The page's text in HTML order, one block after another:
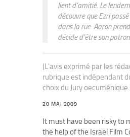
lient d’amitié. Le
découvre que Ezri
dans la rue. Aaron
décide d’être son patron.
(L'avis exprimé par les
rubrique est indépendant
choix du Jury
20 MAI 2009
It must have been risky to
the help of the Israel Film